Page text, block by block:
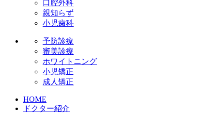
口腔外科
親知らず
小児歯科
予防診療
審美診療
ホワイトニング
小児矯正
成人矯正
HOME
ドクター紹介